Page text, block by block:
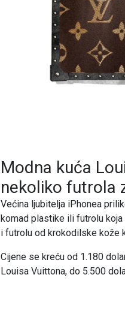
Modna kuća
nekoliko futrola
Većina ljubitelja iPhonea
komad plastike ili futrolu
i futrolu od krokodilske kože
Cijene se kreću od 1.180
Louisa Vuittona, do 5.500